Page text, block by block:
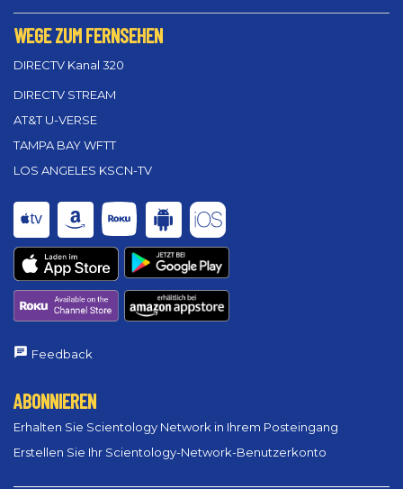
WEGE ZUM FERNSEHEN
DIRECTV Kanal 320
DIRECTV STREAM
AT&T U-VERSE
TAMPA BAY WFTT
LOS ANGELES KSCN-TV
Feedback
ABONNIEREN
Erhalten Sie Scientology Network in Ihrem Posteingang
Erstellen Sie Ihr Scientology-Network-Benutzerkonto